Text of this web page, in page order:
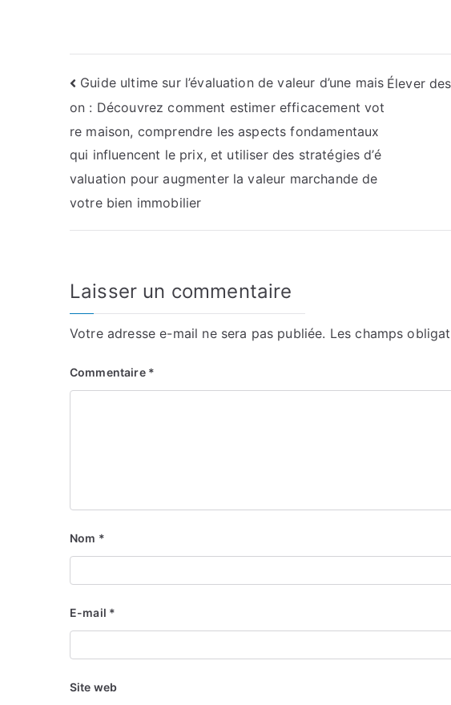
Navigation
de
l’article
Guide ultime sur l’évaluation de valeur d’une mais
on : Découvrez comment estimer efficacement vot
re maison, comprendre les aspects fondamentaux
qui influencent le prix, et utiliser des stratégies d’é
valuation pour augmenter la valeur marchande de
votre bien immobilier
Élever
Laisser un commentaire
Votre adresse e-mail ne sera pas publiée. Les champs
Commentaire *
Nom *
E-mail *
Site web